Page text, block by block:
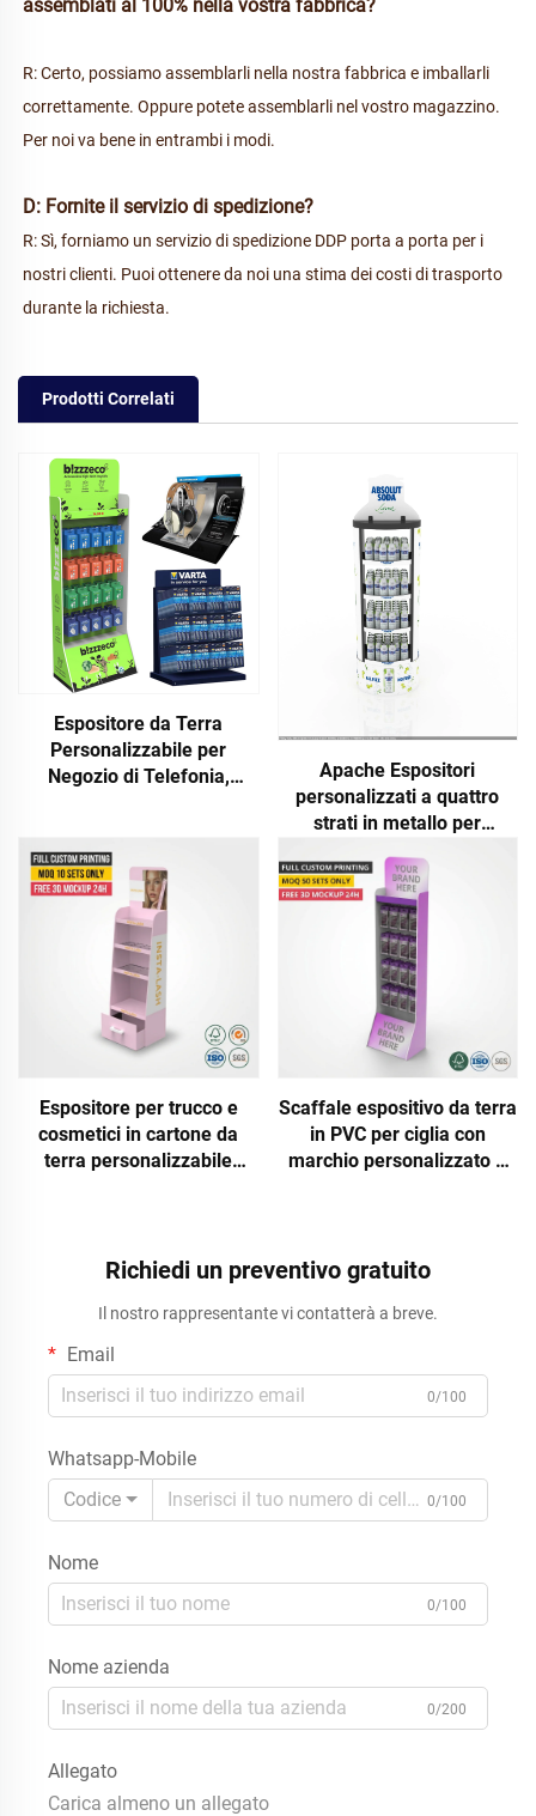
assemblati al 100% nella vostra fabbrica?
R: Certo, possiamo assemblarli nella nostra fabbrica e imballarli
correttamente. Oppure potete assemblarli nel vostro magazzino.
Per noi va bene in entrambi i modi.
D: Fornite il servizio di spedizione?
R: Sì, forniamo un servizio di spedizione DDP porta a porta per i
nostri clienti. Puoi ottenere da noi una stima dei costi di trasporto
durante la richiesta.
Prodotti Correlati
Espositore da Terra
Personalizzabile per
Negozio di Telefonia,
Apache Espositori
personalizzati a quattro
strati in metallo per
dettaglio, per bevande e
condimenti, e soluzioni POP
per il commercio
Espositore per trucco e
cosmetici in cartone da
terra personalizzabile
supporto espositivo al
negozio
Scaffale espositivo da terra
in PVC per ciglia con
marchio personalizzato –
Richiedi un preventivo gratuito
Il nostro rappresentante vi contatterà a breve.
Email
0/100
Whatsapp-Mobile
Codice
0/100
Nome
0/100
Nome azienda
0/200
Allegato
Carica almeno un allegato